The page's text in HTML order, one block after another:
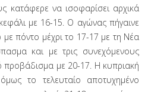
κατάφερε να ισοφαρίσει αρχικά
με 16-15. Ο αγώνας πήγαινε
πόντο μέχρι το 17-17 με τη Νέα
και με τρις συνεχόμενους
προβάδισμα με 20-17. Η κυπριακή
το τελευταίο αποτυχημένο